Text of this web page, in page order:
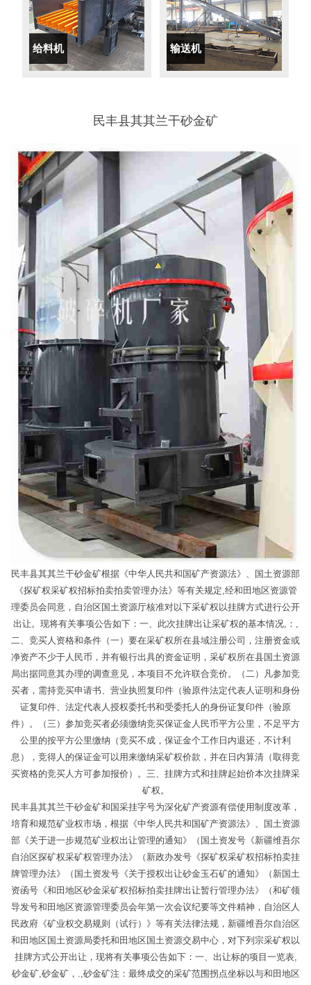
给料机 输送机
民丰县其其兰干砂金矿
民丰县其其兰干砂金矿根据《中华人民共和国矿产资源法》、国土资源部
《探矿权采矿权招标拍卖拍卖管理办法》等有关规定,经和田地区资源管
理委员会同意，自治区国土资源厅核准对以下采矿权以挂牌方式进行公开
出让。现将有关事项公告如下：一、此次挂牌出让采矿权的基本情况,：,
二、竞买人资格和条件（一）要在采矿权所在县域注册公司，注册资金或
净资产不少于人民币，并有银行出具的资金证明，采矿权所在县国土资源
局出据同意其办理的调查意见，本项目不允许联合竞价。（二）凡参加竞
买者，需持竞买申请书、营业执照复印件（验原件法定代表人证明和身份
证复印件、法定代表人授权委托书和受委托人的身份证复印件（验原
件）。（三）参加竞买者必须缴纳竞买保证金人民币平方公里，不足平方
公里的按平方公里缴纳（竞买不成，保证金个工作日内退还，不计利
息），竞得人的保证金可以用来缴纳采矿权价款，并在日内算清（取得竞
买资格的竞买人方可参加报价）。三、挂牌方式和挂牌起始价本次挂牌采
矿权。
民丰县其其兰干砂金矿和国采挂字号为深化矿产资源有偿使用制度改革，
培育和规范矿业权市场，根据《中华人民共和国矿产资源法》、国土资源
部《关于进一步规范矿业权出让管理的通知》（国土资发号《新疆维吾尔
自治区探矿权采矿权管理办法》（新政办发号《探矿权采矿权招标拍卖挂
牌管理办法》（国土资发号《关于授权出让砂金玉石矿的通知》（新国土
资函号《和田地区砂金采矿权招标拍卖挂牌出让暂行管理办法》（和矿领
导发号和田地区资源管理委员会年第一次会议纪要等文件精神，自治区人
民政府《矿业权交易规则（试行）》等有关法律法规，新疆维吾尔自治区
和田地区国土资源局委托和田地区国土资源交易中心，对下列宗采矿权以
挂牌方式公开出让，现将有关事项公告如下：一、出让标的项目一览表,
砂金矿,砂金矿，.,砂金矿注：最终成交的采矿范围拐点坐标以与和田地区